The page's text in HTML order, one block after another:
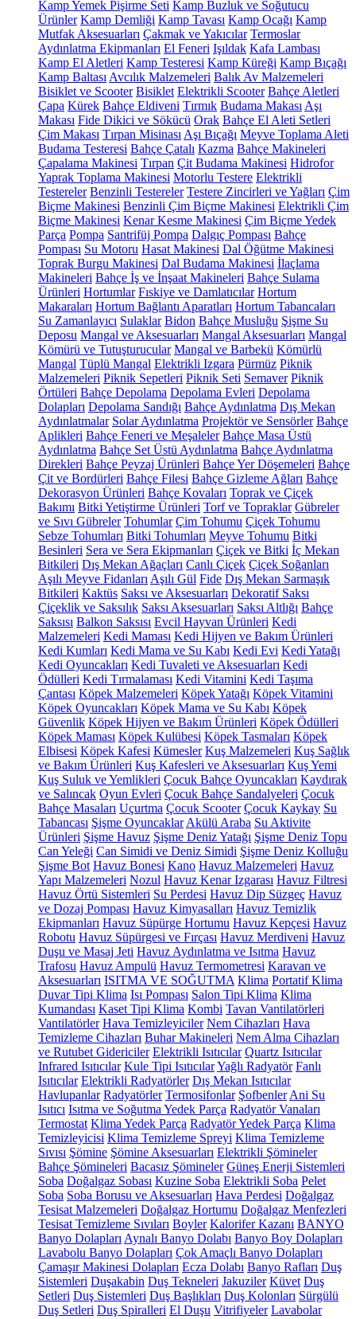
Kamp Yemek Pişirme Seti Kamp Buzluk ve Soğutucu
Ürünler Kamp Demliği Kamp Tavası Kamp Ocağı Kamp
Mutfak Aksesuarları Çakmak ve Yakıcılar Termoslar
Aydınlatma Ekipmanları El Feneri Işıldak Kafa Lambası
Kamp El Aletleri Kamp Testeresi Kamp Küreği Kamp Bıçağı
Kamp Baltası Avcılık Malzemeleri Balık Av Malzemeleri
Bisiklet ve Scooter Bisiklet Elektrikli Scooter Bahçe Aletleri
Çapa Kürek Bahçe Eldiveni Tırmık Budama Makası Aşı
Makası Fide Dikici ve Sökücü Orak Bahçe El Aleti Setleri
Çim Makası Tırpan Misinası Aşı Bıçağı Meyve Toplama Aleti
Budama Testeresi Bahçe Çatalı Kazma Bahçe Makineleri
Çapalama Makinesi Tırpan Çit Budama Makinesi Hidrofor
Yaprak Toplama Makinesi Motorlu Testere Elektrikli
Testereler Benzinli Testereler Testere Zincirleri ve Yağları Çim
Biçme Makinesi Benzinli Çim Biçme Makinesi Elektrikli Çim
Biçme Makinesi Kenar Kesme Makinesi Çim Biçme Yedek
Parça Pompa Santrifüj Pompa Dalgıç Pompası Bahçe
Pompası Su Motoru Hasat Makinesi Dal Öğütme Makinesi
Toprak Burgu Makinesi Dal Budama Makinesi İlaçlama
Makineleri Bahçe İş ve İnşaat Makineleri Bahçe Sulama
Ürünleri Hortumlar Fıskiye ve Damlatıcılar Hortum
Makaraları Hortum Bağlantı Aparatları Hortum Tabancaları
Su Zamanlayıcı Sulaklar Bidon Bahçe Musluğu Şişme Su
Deposu Mangal ve Aksesuarları Mangal Aksesuarları Mangal
Kömürü ve Tutuşturucular Mangal ve Barbekü Kömürlü
Mangal Tüplü Mangal Elektrikli Izgara Pürmüz Piknik
Malzemeleri Piknik Sepetleri Piknik Seti Semaver Piknik
Örtüleri Bahçe Depolama Depolama Evleri Depolama
Dolapları Depolama Sandığı Bahçe Aydınlatma Dış Mekan
Aydınlatmalar Solar Aydınlatma Projektör ve Sensörler Bahçe
Aplikleri Bahçe Feneri ve Meşaleler Bahçe Masa Üstü
Aydınlatma Bahçe Set Üstü Aydınlatma Bahçe Aydınlatma
Direkleri Bahçe Peyzaj Ürünleri Bahçe Yer Döşemeleri Bahçe
Çit ve Bordürleri Bahçe Filesi Bahçe Gizleme Ağları Bahçe
Dekorasyon Ürünleri Bahçe Kovaları Toprak ve Çiçek
Bakımı Bitki Yetiştirme Ürünleri Torf ve Topraklar Gübreler
ve Sıvı Gübreler Tohumlar Çim Tohumu Çiçek Tohumu
Sebze Tohumları Bitki Tohumları Meyve Tohumu Bitki
Besinleri Sera ve Sera Ekipmanları Çiçek ve Bitki İç Mekan
Bitkileri Dış Mekan Ağaçları Canlı Çiçek Çiçek Soğanları
Aşılı Meyve Fidanları Aşılı Gül Fide Dış Mekan Sarmaşık
Bitkileri Kaktüs Saksı ve Aksesuarları Dekoratif Saksı
Çiçeklik ve Saksılık Saksı Aksesuarları Saksı Altlığı Bahçe
Saksısı Balkon Saksısı Evcil Hayvan Ürünleri Kedi
Malzemeleri Kedi Maması Kedi Hijyen ve Bakım Ürünleri
Kedi Kumları Kedi Mama ve Su Kabı Kedi Evi Kedi Yatağı
Kedi Oyuncakları Kedi Tuvaleti ve Aksesuarları Kedi
Ödülleri Kedi Tırmalaması Kedi Vitamini Kedi Taşıma
Çantası Köpek Malzemeleri Köpek Yatağı Köpek Vitamini
Köpek Oyuncakları Köpek Mama ve Su Kabı Köpek
Güvenlik Köpek Hijyen ve Bakım Ürünleri Köpek Ödülleri
Köpek Maması Köpek Kulübesi Köpek Tasmaları Köpek
Elbisesi Köpek Kafesi Kümesler Kuş Malzemeleri Kuş Sağlık
ve Bakım Ürünleri Kuş Kafesleri ve Aksesuarları Kuş Yemi
Kuş Suluk ve Yemlikleri Çocuk Bahçe Oyuncakları Kaydırak
ve Salıncak Oyun Evleri Çocuk Bahçe Sandalyeleri Çocuk
Bahçe Masaları Uçurtma Çocuk Scooter Çocuk Kaykay Su
Tabancası Şişme Oyuncaklar Akülü Araba Su Aktivite
Ürünleri Şişme Havuz Şişme Deniz Yatağı Şişme Deniz Topu
Can Yeleği Can Simidi ve Deniz Simidi Şişme Deniz Kolluğu
Şişme Bot Havuz Bonesi Kano Havuz Malzemeleri Havuz
Yapı Malzemeleri Nozul Havuz Kenar Izgarası Havuz Filtresi
Havuz Örtü Sistemleri Su Perdesi Havuz Dip Süzgeç Havuz
ve Dozaj Pompası Havuz Kimyasalları Havuz Temizlik
Ekipmanları Havuz Süpürge Hortumu Havuz Kepçesi Havuz
Robotu Havuz Süpürgesi ve Fırçası Havuz Merdiveni Havuz
Duşu ve Masaj Jeti Havuz Aydınlatma ve Isıtma Havuz
Trafosu Havuz Ampulü Havuz Termometresi Karavan ve
Aksesuarları ISITMA VE SOĞUTMA Klima Portatif Klima
Duvar Tipi Klima Isı Pompası Salon Tipi Klima Klima
Kumandası Kaset Tipi Klima Kombi Tavan Vantilatörleri
Vantilatörler Hava Temizleyiciler Nem Cihazları Hava
Temizleme Cihazları Buhar Makineleri Nem Alma Cihazları
ve Rutubet Gidericiler Elektrikli Isıtıcılar Quartz Isıtıcılar
Infrared Isıtıcılar Kule Tipi IsıtıcılarYağlı Radyatör Fanlı
Isıtıcılar Elektrikli Radyatörler Dış Mekan Isıtıcılar
Havlupanlar Radyatörler Termosifonlar Şofbenler Ani Su
Isıtıcı Isıtma ve Soğutma Yedek Parça Radyatör Vanaları
Termostat Klima Yedek Parça Radyatör Yedek Parça Klima
Temizleyicisi Klima Temizleme Spreyi Klima Temizleme
Sıvısı Şömine Şömine Aksesuarları Elektrikli Şömineler
Bahçe Şömineleri Bacasız Şömineler Güneş Enerji Sistemleri
Soba Doğalgaz Sobası Kuzine Soba Elektrikli Soba Pelet
Soba Soba Borusu ve Aksesuarları Hava Perdesi Doğalgaz
Tesisat Malzemeleri Doğalgaz Hortumu Doğalgaz Menfezleri
Tesisat Temizleme Sıvıları Boyler Kalorifer Kazanı BANYO
Banyo Dolapları Aynalı Banyo Dolabı Banyo Boy Dolapları
Lavabolu Banyo Dolapları Çok Amaçlı Banyo Dolapları
Çamaşır Makinesi Dolapları Ecza Dolabı Banyo Rafları Duş
Sistemleri Duşakabin Duş Tekneleri Jakuziler Küvet Duş
Setleri Duş Sistemleri Duş Başlıkları Duş Kolonları Sürgülü
Duş Setleri Duş Spiralleri El Duşu Vitrifiyeler Lavabolar